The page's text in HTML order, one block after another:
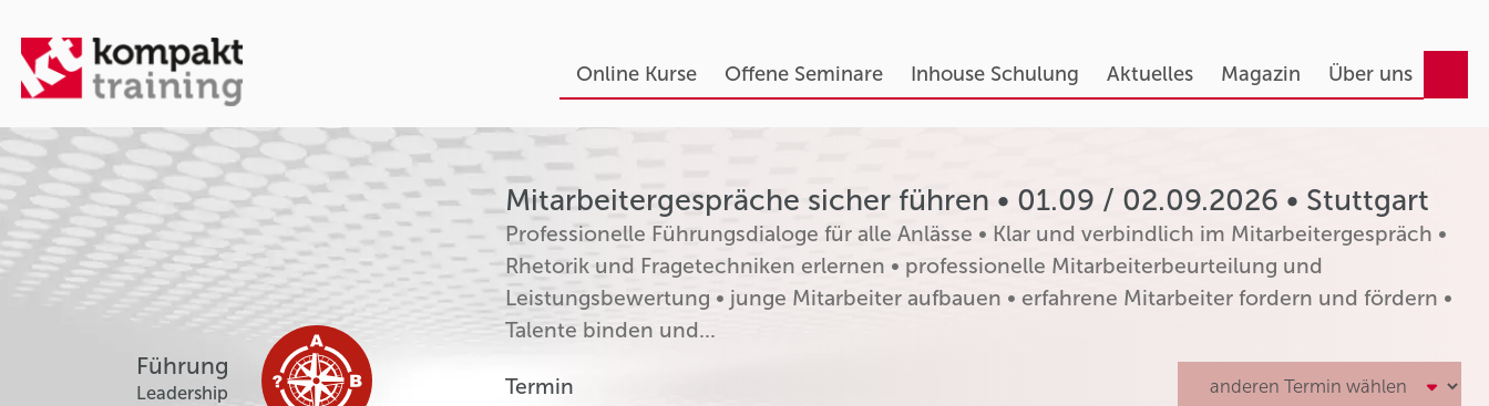
Online Kurse Offene Seminare Inhouse Schulung Aktuelles Magazin Über uns
Führung
Leadership
Mitarbeitergespräche sicher führen • 01.09 / 02.09.2026 • Stuttgart
Professionelle Führungsdialoge für alle Anlässe • Klar und verbindlich im Mitarbeitergespräch •
Rhetorik und Fragetechniken erlernen • professionelle Mitarbeiterbeurteilung und
Leistungsbewertung • junge Mitarbeiter aufbauen • erfahrene Mitarbeiter fordern und fördern •
Talente binden und...
Termin